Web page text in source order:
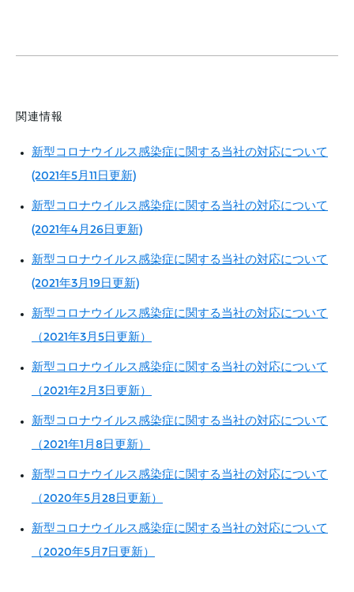
関連情報
新型コロナウイルス感染症に関する当社の対応について
(2021年5月11日更新)
新型コロナウイルス感染症に関する当社の対応について
(2021年4月26日更新)
新型コロナウイルス感染症に関する当社の対応について
(2021年3月19日更新)
新型コロナウイルス感染症に関する当社の対応について
（2021年3月5日更新）
新型コロナウイルス感染症に関する当社の対応について
（2021年2月3日更新）
新型コロナウイルス感染症に関する当社の対応について
（2021年1月8日更新）
新型コロナウイルス感染症に関する当社の対応について
（2020年5月28日更新）
新型コロナウイルス感染症に関する当社の対応について
（2020年5月7日更新）